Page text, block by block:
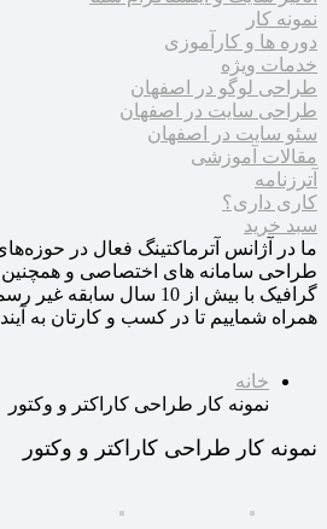
نمونه کار
دوره ها و کارآموزی
خدمات ویژه
طراحی لوگو در اصفهان
طراحی سایت در اصفهان
سئو سایت در اصفهان
مقالات آموزشی
آترزنامه
کاری داری؟
سبد خرید
ما در آژانس آترماکتینگ فعال در
طراحی سامانه های اختصاصی و همچنین
همراه شماییم تا در کسب و کارتان به
خانه
نمونه کار طراحی کاراکتر و وکتور
نمونه کار طراحی کاراکتر و وکتور